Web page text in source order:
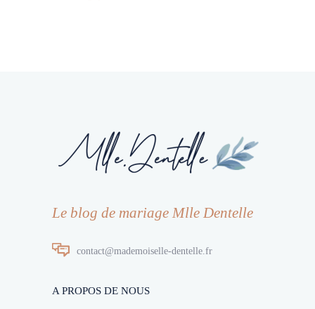
Le blog de mariage Mlle Dentelle
contact@mademoiselle-dentelle.fr
A PROPOS DE NOUS